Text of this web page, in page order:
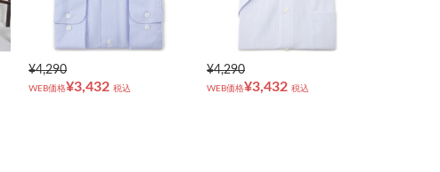
¥4,290
WEB価格¥3,432 税込
¥4,290
WEB価格¥3,432 税込